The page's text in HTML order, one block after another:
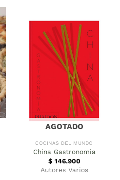
AGOTADO
COCINAS DEL MUNDO
China Gastronomia
$ 146.900
Autores Varios